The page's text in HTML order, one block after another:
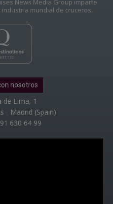
News Media Group imparte
mundial de cruceros.
nosotros
de Lima, 1
- Madrid (Spain)
630 64 99